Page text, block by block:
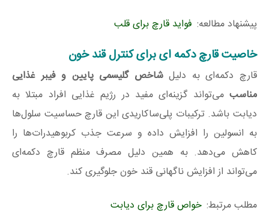
پیشنهاد مطالعه: فواید قارچ برای قلب
خاصیت قارچ دکمه‌ ای برای کنترل قند خون
قارچ دکمه‌ای به دلیلشاخص گلیسمی پایین و فیبر غذایی
مناسب می‌تواند گزینه‌ای مفید در رژیم غذایی افراد مبتلا به
دیابت باشد. ترکیبات پلی‌ساکاریدی این قارچ حساسیت سلول‌ها
به انسولین را افزایش داده و سرعت جذب کربوهیدرات‌ها را
کاهش می‌دهد. به همین دلیل مصرف منظم قارچ دکمه‌ای
می‌تواند از افزایش ناگهانی قند خون جلوگیری کند.
مطلب مرتبط: خواص قارچ برای دیابت